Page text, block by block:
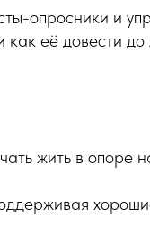
опросники и
её довести до
жить в опоре